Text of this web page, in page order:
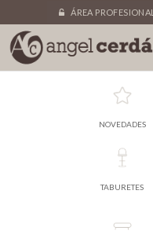
ÁREA PROFESIONAL
NOVEDADES
TABURETES